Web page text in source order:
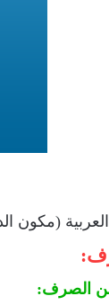
(مكون